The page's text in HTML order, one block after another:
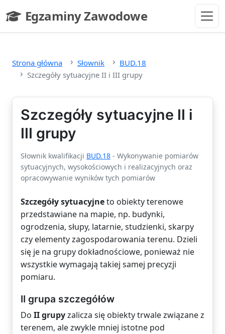
Egzaminy Zawodowe
- strona główna
Strona główna Słownik
BUD.18
Szczegóły sytuacyjne II i III grupy
Szczegóły sytuacyjne II i
III grupy
Słownik kwalifikacji BUD.18 - Wykonywanie pomiarów
sytuacyjnych, wysokościowych i realizacyjnych oraz
opracowywanie wyników tych pomiarów
Szczegóły sytuacyjneto obiekty terenowe
przedstawiane na mapie, np. budynki,
ogrodzenia, słupy, latarnie, studzienki, skarpy
czy elementy zagospodarowania terenu. Dzieli
się je na grupy dokładnościowe, ponieważ nie
wszystkie wymagają takiej samej precyzji
pomiaru.
II grupa szczegółów
Do II grupyzalicza się obiekty trwale związane z
terenem, ale zwykle mniej istotne pod